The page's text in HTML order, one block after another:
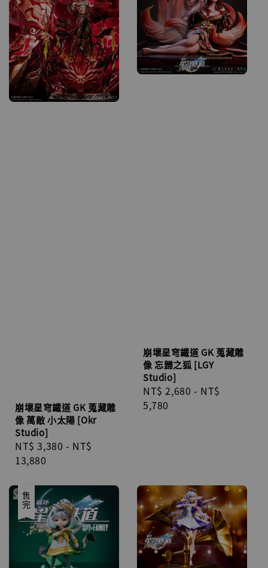
崩壞星穹鐵道 GK 蒐藏雕
像 萬敵 小太陽 [Okr
Studio]
Regular
price
NT$ 3,380 - NT$
13,880
崩壞星穹鐵道 GK 蒐藏雕
像 忘歸之狐 [LGY
Studio]
Regular
price
NT$ 2,680 - NT$
5,780
售完